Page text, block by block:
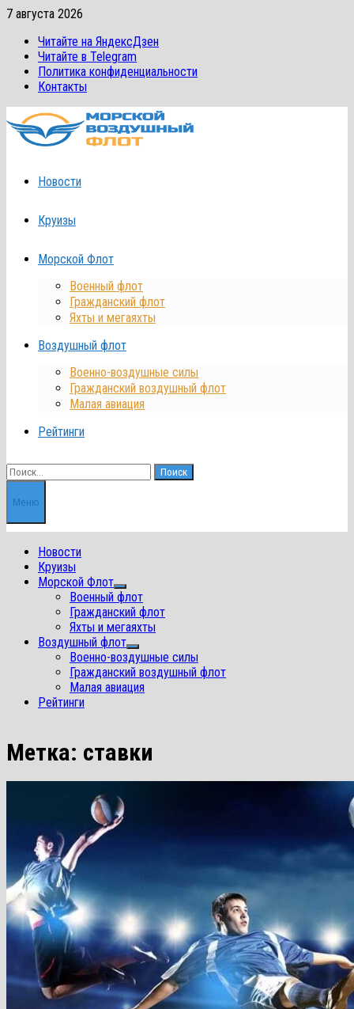
Перейти
содержимому
7 августа 2026
Читайте на ЯндексДзен
Читайте в Telegram
Политика конфиденциальности
Контакты
Новости
Круизы
Морской Флот
Военный флот
Гражданский флот
Яхты и мегаяхты
Воздушный флот
Военно-воздушные силы
Гражданский воздушный флот
Малая авиация
Рейтинги
Найти:
Меню
Новости
Круизы
Морской Флот
Показать
подменю
Военный флот
Гражданский флот
Яхты и мегаяхты
Воздушный флот
Показать
подменю
Военно-воздушные силы
Гражданский воздушный флот
Малая авиация
Рейтинги
Метка: ставки